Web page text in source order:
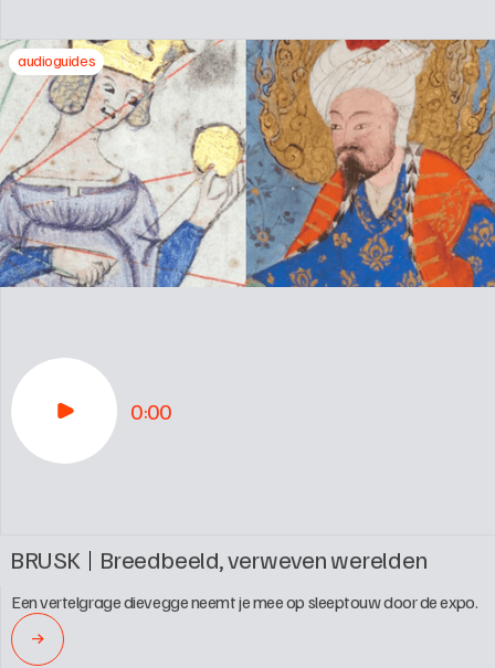
0:00
audioguides
BRUSK Breedbeeld, verweven werelden
Een vertelgrage dievegge neemt je mee op sleeptouw door de expo.
→